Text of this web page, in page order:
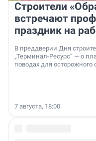
Строители
встречают
праздник на
В преддверии Дня
„Терминал-Ресурс“ — о
поводах для
7 августа, 18:00